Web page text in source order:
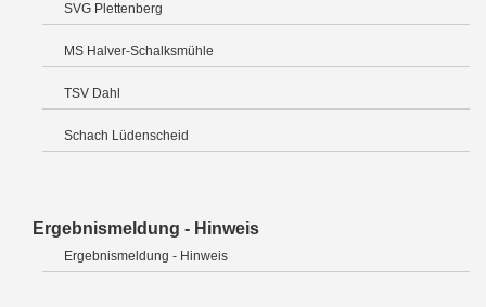
SVG Plettenberg
MS Halver-Schalksmühle
TSV Dahl
Schach Lüdenscheid
Ergebnismeldung - Hinweis
Ergebnismeldung - Hinweis